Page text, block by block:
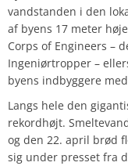
vandstanden i den
af byens 17 meter
Corps of Engineers –
Ingeniørtropper –
byens indbyggere
Langs hele den
rekordhøjt.
og den 22. april brød
sig under presset fra